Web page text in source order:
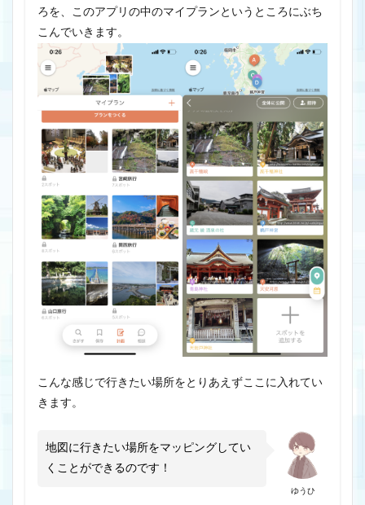
ろを、このアプリの中のマイプランというところにぶち
こんでいきます。
こんな感じで行きたい場所をとりあえずここに入れてい
きます。
ゆうひ
地図に行きたい場所をマッピングしてい
くことができるのです！